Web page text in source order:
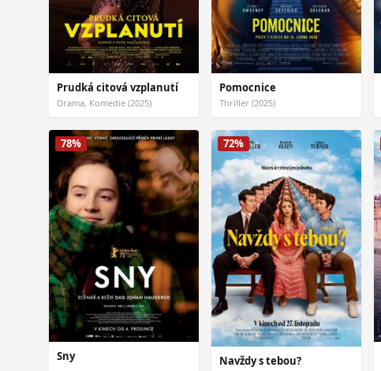
Prudká citová vzplanutí
Drama, Komedie (2025)
Pomocnice
Thriller (2025)
78%
Sny
72%
Navždy s tebou?